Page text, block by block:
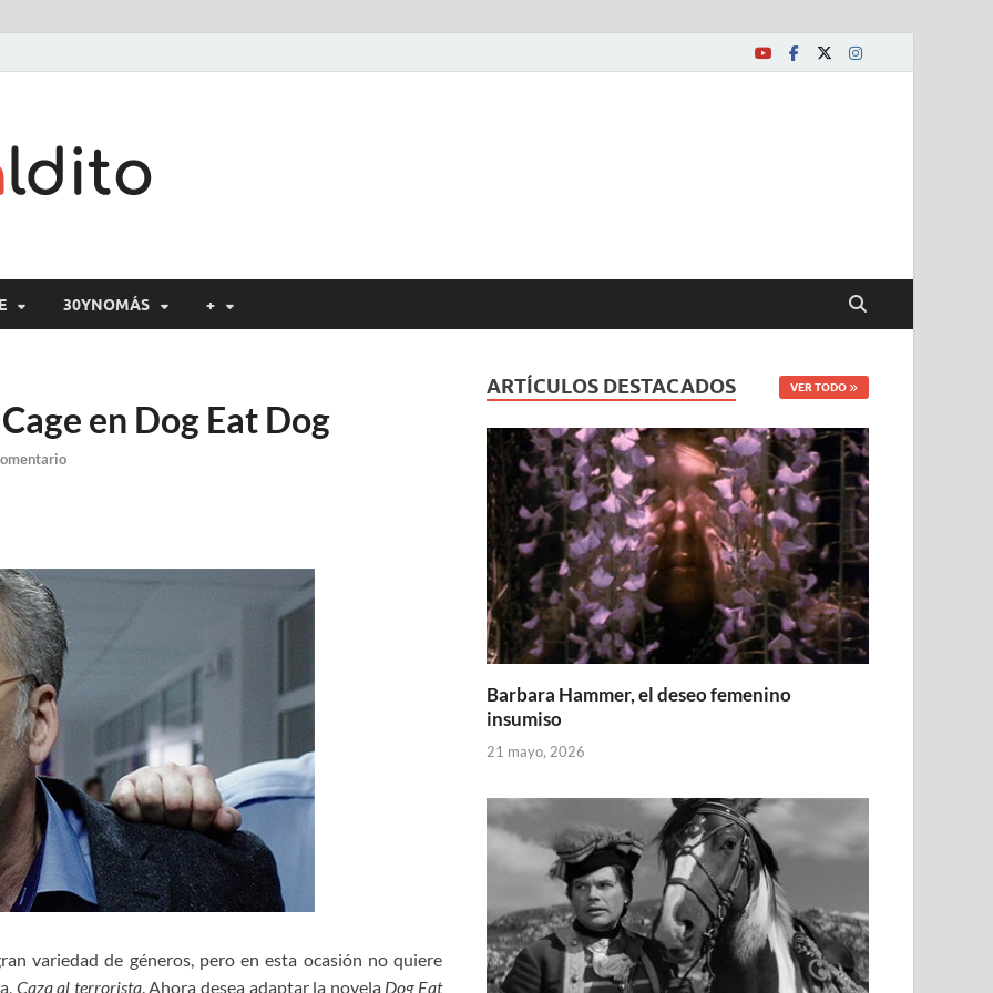
30YNOMÁS +
en Dog Eat Dog
variedad de géneros, pero en esta ocasión no quiere
Caza al terrorista. Ahora desea adaptar la novela Dog Eat
ARTÍCULOS DESTACADOS VER TODO
Barbara Hammer, el deseo femenino
insumiso
21 mayo, 2026